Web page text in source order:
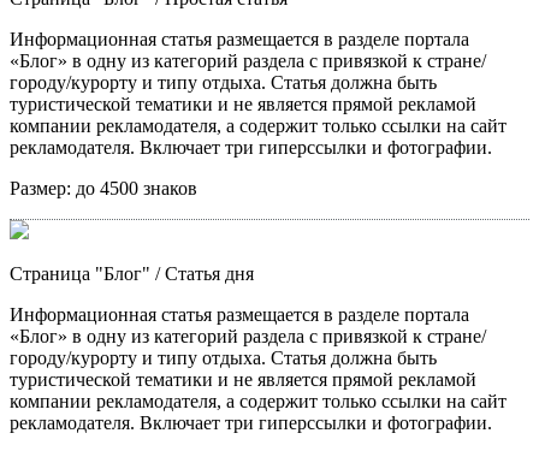
Информационная статья размещается в разделе портала
«Блог» в одну из категорий раздела с привязкой к стране/
городу/курорту и типу отдыха. Статья должна быть
туристической тематики и не является прямой рекламой
компании рекламодателя, а содержит только ссылки на сайт
рекламодателя. Включает три гиперссылки и фотографии.
Размер: до 4500 знаков
Страница "Блог" / Статья дня
Информационная статья размещается в разделе портала
«Блог» в одну из категорий раздела с привязкой к стране/
городу/курорту и типу отдыха. Статья должна быть
туристической тематики и не является прямой рекламой
компании рекламодателя, а содержит только ссылки на сайт
рекламодателя. Включает три гиперссылки и фотографии.